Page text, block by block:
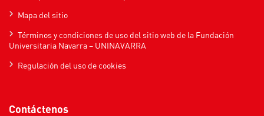
Mapa del sitio
Términos y condiciones de uso del sitio web de la Fundación
Universitaria Navarra – UNINAVARRA
Regulación del uso de cookies
Contáctenos